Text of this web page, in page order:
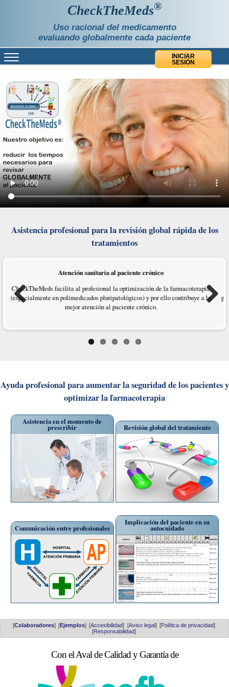
CheckTheMeds®
Uso racional del medicamento
evaluando globalmente cada paciente
INICIAR
SESIÓN
Asistencia profesional para la revisión global rápida de los
tratamientos
Atención sanitaria al paciente crónico
CheckTheMeds facilita al profesional la optimización de la farmacoterapia
(especialmente en polimedicados pluripatológicos) y por ello contribuye a la
mejor atención al paciente crónico.
Ayuda profesional para aumentar la seguridad de los pacientes y
optimizar la farmacoterapia
Asistencia en el momento de
prescribir Revisión global del tratamiento
Comunicación entre profesionales
Implicación del paciente en su
autocuidado
[Colaboradores] [Ejemplos] [Accesibilidad] [Aviso legal] [Política de privacidad]
[Responsabilidad]
Con el Aval de Calidad y Garantía de